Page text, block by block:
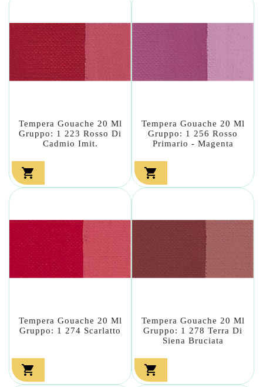
Tempera Gouache 20 Ml
Gruppo: 1 223 Rosso Di
Cadmio Imit.

Tempera Gouache 20 Ml
Gruppo: 1 256 Rosso
Primario - Magenta

Tempera Gouache 20 Ml
Gruppo: 1 274 Scarlatto

Tempera Gouache 20 Ml
Gruppo: 1 278 Terra Di
Siena Bruciata
